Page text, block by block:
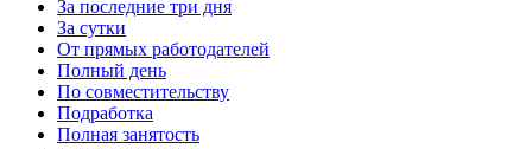
За последние три дня
За сутки
От прямых работодателей
Полный день
По совместительству
Подработка
Полная занятость